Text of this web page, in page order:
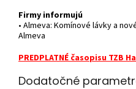
Firmy informujú
• Almeva: Komínové lávky a
Almeva
PREDPLATNÉ časopisu TZB
Dodatočné